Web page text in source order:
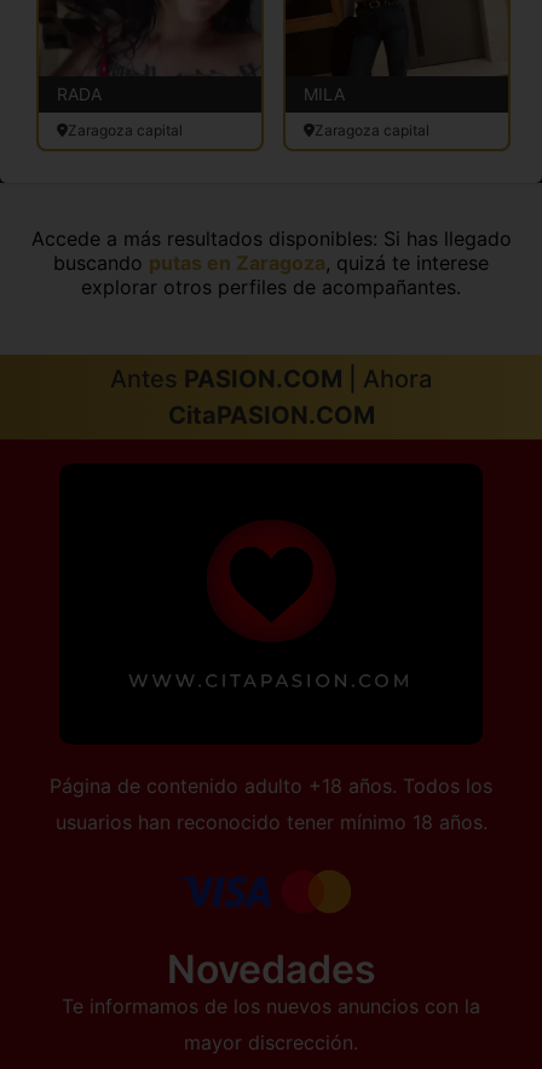
RADA
Zaragoza capital
MILA
Zaragoza capital
Accede a más resultados disponibles: Si has llegado
buscando putas en Zaragoza, quizá te interese
explorar otros perfiles de acompañantes.
Antes PASION.COM | Ahora
CitaPASION.COM
Página de contenido adulto +18 años. Todos los
usuarios han reconocido tener mínimo 18 años.
Novedades
Te informamos de los nuevos anuncios con la
mayor discrección.